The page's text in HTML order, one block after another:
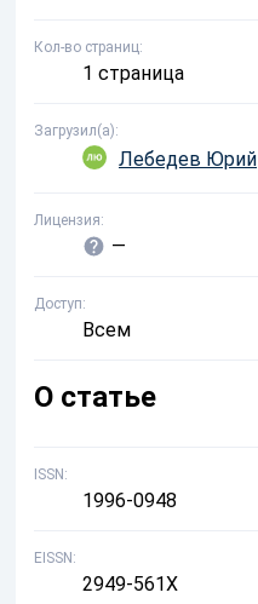
Кол-во страниц
1 страница
Загрузил(а)
Лебедев Юрий
Лицензия
—
Доступ
Всем
О статье
ISSN
1996-0948
EISSN
2949-561X